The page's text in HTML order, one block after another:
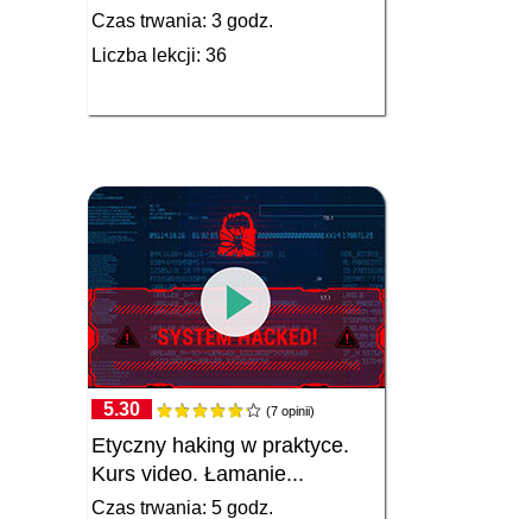
Czas trwania: 3 godz.
Liczba lekcji: 36
5.30 (7 opinii)
Etyczny haking w praktyce.
Kurs video. Łamanie...
Czas trwania: 5 godz.